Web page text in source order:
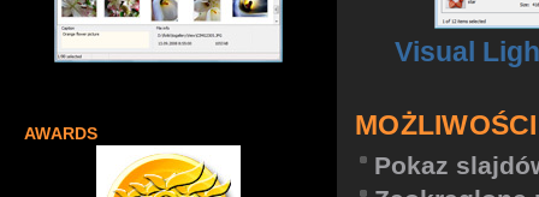
AWARDS
Visual
Pokaz